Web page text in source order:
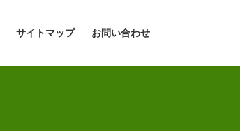
サイトマップ お問い合わせ